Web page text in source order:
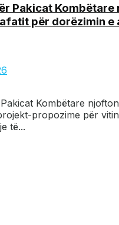
Pakicat Kombëtare
për dorëzimin e
Kombëtare
propozime për
të...